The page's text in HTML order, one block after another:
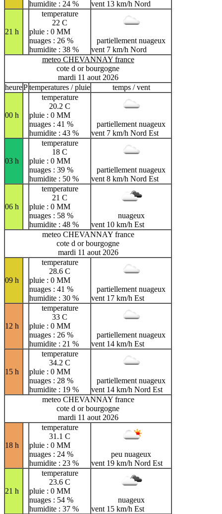
humidite : 24 % vent 13 km/h Nord
21 h
temperature
22 C
pluie : 0 MM
nuages : 26 %
humidite : 38 %
partiellement nuageux
vent 7 km/h Nord
meteo CHEVANNAY france
cote d or bourgogne
mardi 11 aout 2026
heurePtemperatures / pluie temps / vent
00 h
temperature
20.2 C
pluie : 0 MM
nuages : 41 %
humidite : 43 %
partiellement nuageux
vent 7 km/h Nord Est
03 h
temperature
18 C
pluie : 0 MM
nuages : 39 %
humidite : 50 %
partiellement nuageux
vent 8 km/h Nord Est
06 h
temperature
21 C
pluie : 0 MM
nuages : 58 %
humidite : 48 %
nuageux
vent 10 km/h Est
meteo CHEVANNAY france
cote d or bourgogne
mardi 11 aout 2026
09 h
temperature
28.6 C
pluie : 0 MM
nuages : 41 %
humidite : 30 %
partiellement nuageux
vent 17 km/h Est
12 h
temperature
33 C
pluie : 0 MM
nuages : 26 %
humidite : 21 %
partiellement nuageux
vent 14 km/h Est
15 h
temperature
34.2 C
pluie : 0 MM
nuages : 28 %
humidite : 19 %
partiellement nuageux
vent 14 km/h Nord Est
meteo CHEVANNAY france
cote d or bourgogne
mardi 11 aout 2026
18 h
temperature
31.1 C
pluie : 0 MM
nuages : 24 %
humidite : 23 %
peu nuageux
vent 19 km/h Nord Est
21 h
temperature
23.6 C
pluie : 0 MM
nuages : 54 %
humidite : 37 %
nuageux
vent 15 km/h Est